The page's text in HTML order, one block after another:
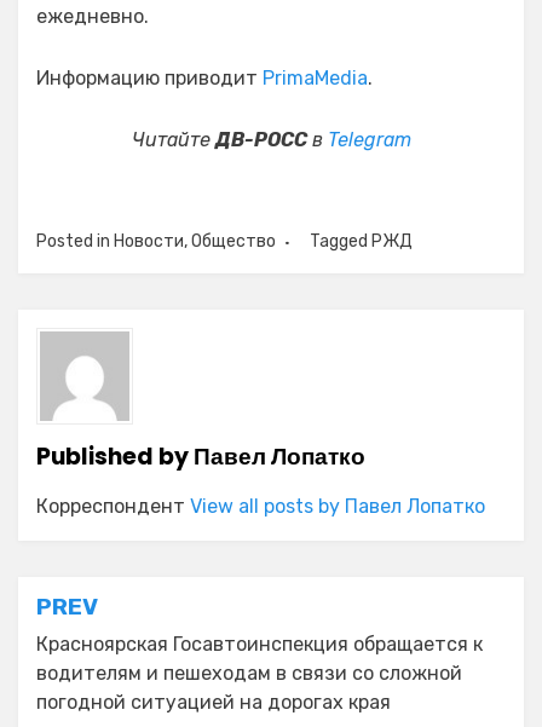
ежедневно.
Информацию приводит PrimaMedia.
ЧитайтеДВ-РОССв Telegram
Posted in Новости,Общество Tagged РЖД
Published byПавел Лопатко
Корреспондент View all posts by Павел Лопатко
Навигация
по
записям
PREV
Красноярская Госавтоинспекция обращается к
водителям и пешеходам в связи со сложной
погодной ситуацией на дорогах края